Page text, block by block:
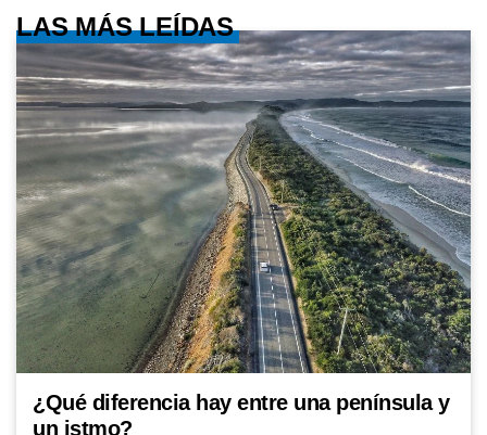
LAS MÁS LEÍDAS
¿Qué diferencia hay entre una península y
un istmo?